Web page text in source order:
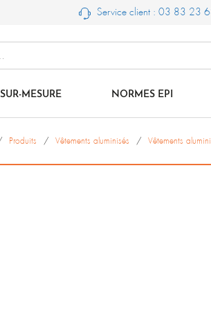
Service client : 03 83 23
SUR-MESURE NORMES EPI
Produits Vêtements aluminisés Vêtements